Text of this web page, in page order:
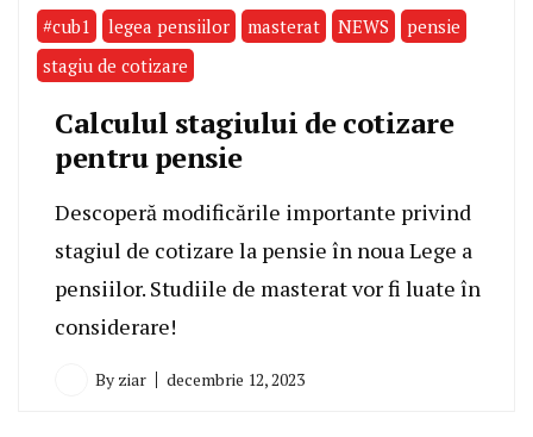
#cub1 legea pensiilor masterat NEWS
pensie
stagiu de cotizare
Calculul stagiului de cotizare
pentru pensie
Descoperă modificările importante privind
stagiul de cotizare la pensie în noua Lege a
pensiilor. Studiile de masterat vor fi luate în
considerare!
By ziar decembrie 12, 2023